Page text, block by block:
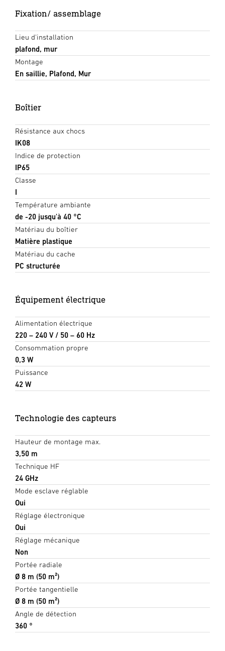
Fixation/ assemblage
Lieu d'installation
plafond, mur
Montage
En saillie, Plafond, Mur
Boîtier
Résistance aux chocs
IK08
Indice de protection
IP65
Classe
I
Température ambiante
de -20 jusqu'à 40 °C
Matériau du boîtier
Matière plastique
Matériau du cache
PC structurée
Équipement électrique
Alimentation électrique
220 – 240 V / 50 – 60 Hz
Consommation propre
0,3 W
Puissance
42 W
Technologie des capteurs
Hauteur de montage max.
3,50 m
Technique HF
24 GHz
Mode esclave réglable
Oui
Réglage électronique
Oui
Réglage mécanique
Non
Portée radiale
Ø 8 m (50 m²)
Portée tangentielle
Ø 8 m (50 m²)
Angle de détection
360 °